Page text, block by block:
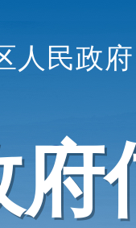
人民政府
府